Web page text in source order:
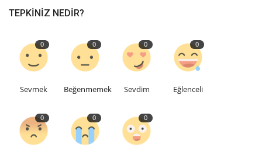
TEPKINIZ NEDIR?
0
Sevmek
0
Beğenmemek
0
Sevdim
0
Eğlenceli
0 0 0